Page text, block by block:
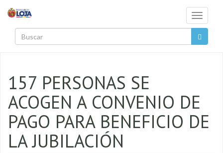
Toggle
157 PERSONAS SE
ACOGEN A CONVENIO DE
PAGO PARA BENEFICIO DE
LA JUBILACIÓN